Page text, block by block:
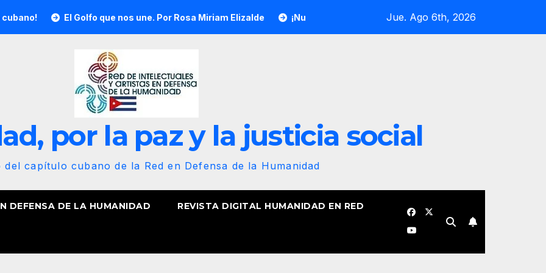
El Golfo que nos une. Por Rosa Miriam Elizalde ¡Nuestra bandera revolucionaria no se plegará jamás! Por Bruno
Jue. Ago 6th, 2026
por la paz y la justicia social
del capítulo cubano de la Red en Defensa de la Humanidad
DEFENSA DE LA HUMANIDAD REVISTA DIGITAL HUMANIDAD EN RED